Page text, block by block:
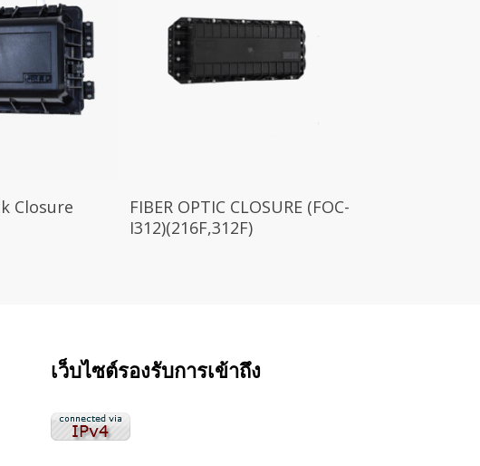
Closure
FIBER OPTIC CLOSURE (FOC-
I312)(216F,312F)
เว็บไซต์รองรับการเข้าถึง